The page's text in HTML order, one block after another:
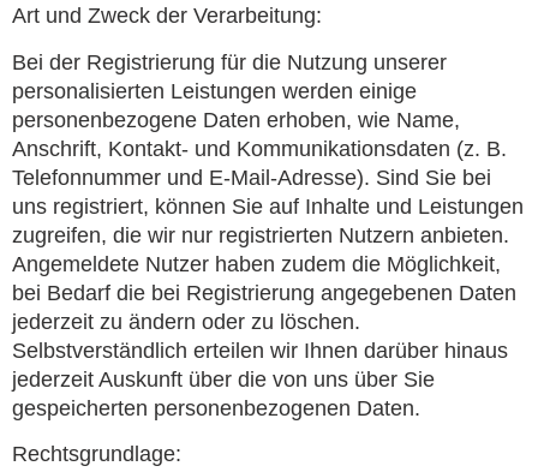
Art und Zweck der Verarbeitung:
Bei der Registrierung für die Nutzung unserer
personalisierten Leistungen werden einige
personenbezogene Daten erhoben, wie Name,
Anschrift, Kontakt- und Kommunikationsdaten (z. B.
Telefonnummer und E-Mail-Adresse). Sind Sie bei
uns registriert, können Sie auf Inhalte und Leistungen
zugreifen, die wir nur registrierten Nutzern anbieten.
Angemeldete Nutzer haben zudem die Möglichkeit,
bei Bedarf die bei Registrierung angegebenen Daten
jederzeit zu ändern oder zu löschen.
Selbstverständlich erteilen wir Ihnen darüber hinaus
jederzeit Auskunft über die von uns über Sie
gespeicherten personenbezogenen Daten.
Rechtsgrundlage: